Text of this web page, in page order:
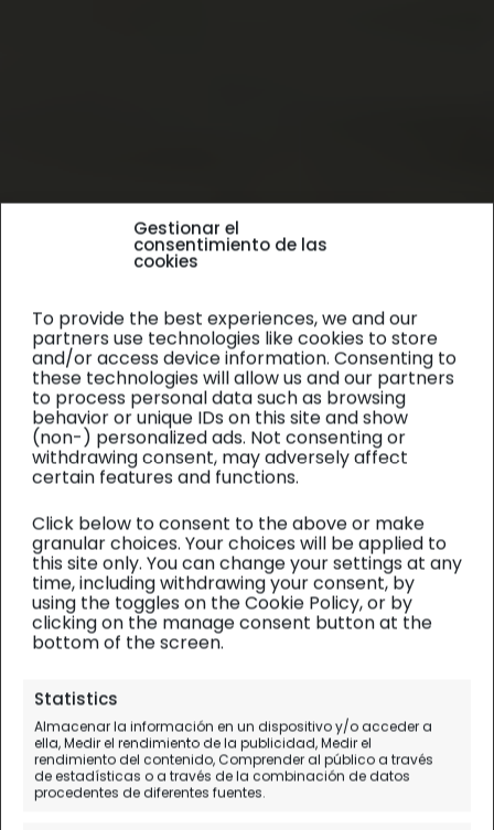
Gestionar el
consentimiento de las
cookies
To provide the best experiences, we and our
partners use technologies like cookies to store
and/or access device information. Consenting to
these technologies will allow us and our partners
to process personal data such as browsing
behavior or unique IDs on this site and show
(non-) personalized ads. Not consenting or
withdrawing consent, may adversely affect
certain features and functions.
Click below to consent to the above or make
granular choices. Your choices will be applied to
this site only. You can change your settings at any
time, including withdrawing your consent, by
using the toggles on the Cookie Policy, or by
clicking on the manage consent button at the
bottom of the screen.
Statistics
Almacenar la información en un dispositivo y/o acceder a
ella, Medir el rendimiento de la publicidad, Medir el
rendimiento del contenido, Comprender al público a través
de estadísticas o a través de la combinación de datos
procedentes de diferentes fuentes.
Kiribati, la Atlántida del
Pacífico